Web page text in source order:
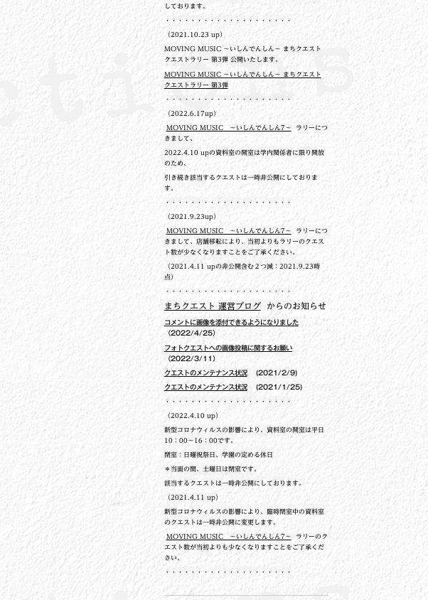
しております。
・・・・・・・・・・・・・・・・・・・・
（2021.10.23 up）
MOVING MUSIC ～いしんでんしん～ まちクエスト
クエストラリー 第3弾 公開いたします。
MOVING MUSIC ～いしんでんしん～ まちクエスト
クエストラリー 第3弾
・・・・・・・・・・・・・・・・・・・・
（2022.6.17up）
MOVING MUSIC ～いしんでんしん7～ ラリーにつ
きまして、
2022.4.10 upの資料室の開室は学内関係者に限り開放
のため、
引き続き該当するクエストは一時非公開にしておりま
す。
・・・・・・・・・・・・・・・・・・・・
（2021.9.23up）
MOVING MUSIC ～いしんでんしん7～ ラリーにつ
きまして、店舗移転により、当初よりもラリーのクエス
ト数が少なくなりますことをご了承ください。
（2021.4.11 upの非公開含む２つ減：2021.9.23時
点）
・・・・・・・・・・・・・・・・・・・・
まちクエスト 運営ブログからのお知らせ
コメントに画像を添付できるようになりました
（2022/4/25）
フォトクエストへの画像投稿に関するお願い
（2022/3/11）
クエストのメンテナンス状況(2021/2/9)
クエストのメンテナンス状況(2021/1/25)
・・・・・・・・・・・・・・・・・・・・
（2022.4.10 up）
新型コロナウィルスの影響により、資料室の開室は平日
10：00～16：00です。
閉室：日曜祝祭日、学園の定める休日
＊当面の間、土曜日は閉室です。
該当するクエストは一時非公開にしております。
（2021.4.11 up）
新型コロナウィルスの影響により、臨時閉室中の資料室
のクエストは一時非公開に変更します。
MOVING MUSIC ～いしんでんしん7～ ラリーのク
エスト数が当初よりも少なくなりますことをご了承くだ
さい。
・・・・・・・・・・・・・・・・・・・・